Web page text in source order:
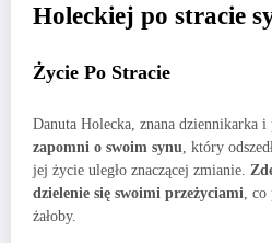
Holeckiej po stracie
Życie Po Stracie
Danuta Holecka, znana dziennikarka i
zapomni o swoim synu , który
jej życie uległo znaczącej zmianie.
dzielenie się swoimi przeżyciami ,
żałoby.